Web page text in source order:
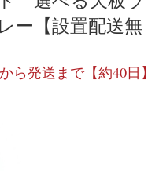
ー【設置配送無
ら発送まで【約40日】